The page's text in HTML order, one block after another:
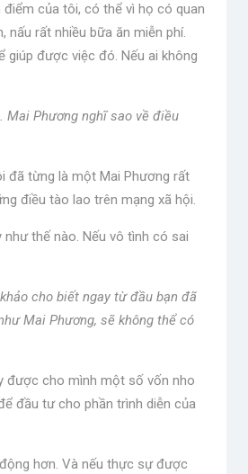
của tôi, có thể vì họ có quan
rất nhiều bữa ăn miễn phí.
giúp được việc đó. Nếu ai không
Phương nghĩ sao về điều
đã từng là một Mai Phương rất
điều tào lao trên mạng xã hội.
thế nào. Nếu vô tình có sai
cho biết ngay từ đầu bạn đã
Mai Phương, sẽ không thể có
được cho mình một số vốn nho
đầu tư cho phần trình diễn của
hơn. Và nếu thực sự được